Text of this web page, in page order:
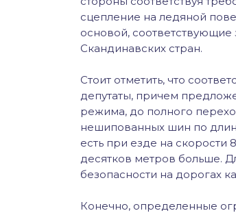
сцепление на ледяной
основой, соответствующие
Скандинавских стран.
Стоит отметить, что
депутаты, причем
режима, до полного
нешипованных шин по
есть при езде на скорости
десятков метров больше.
безопасности на дорогах
Конечно, определенные